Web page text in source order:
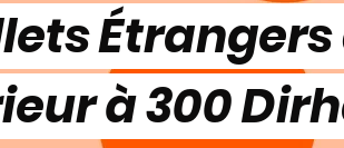
à 300